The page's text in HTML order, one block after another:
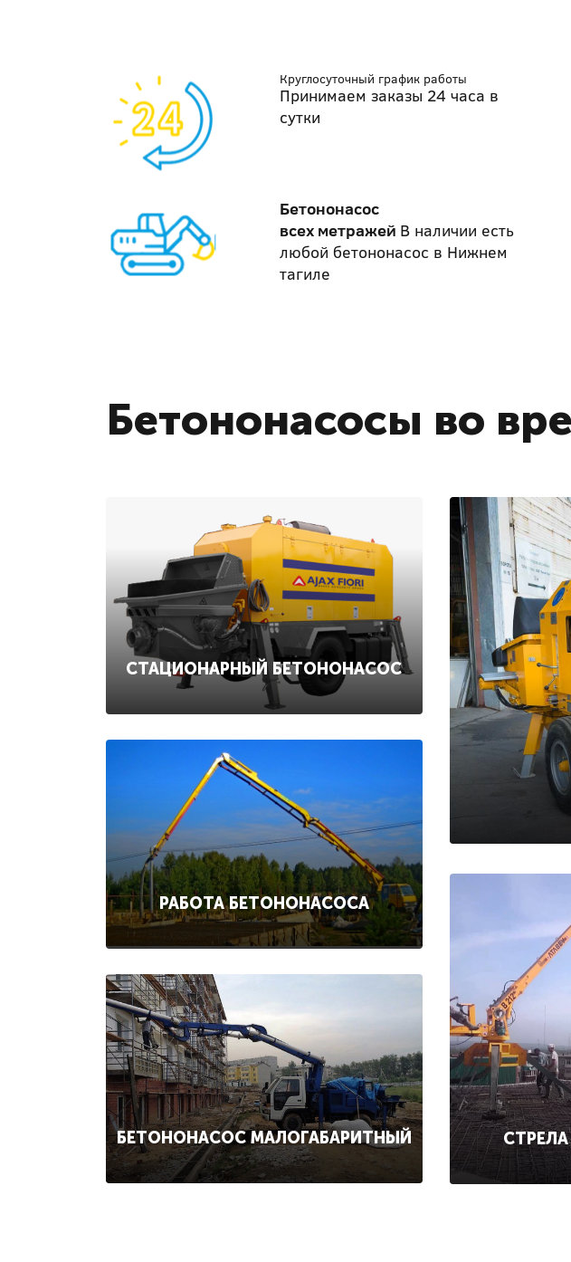
Круглосуточный график работы
Принимаем заказы 24 часа в
сутки
Бетононасос
всех метражей В наличии есть
любой бетононасос в Нижнем
тагиле
Бетононасосы во
СТАЦИОНАРНЫЙ БЕТОНОНАСОС
РАБОТА БЕТОНОНАСОСА
БЕТОНОНАСОС МАЛОГАБАРИТНЫЙ